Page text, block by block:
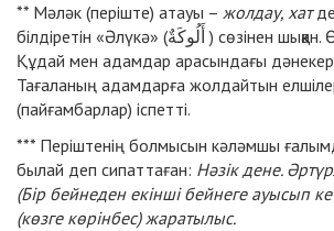
** Мәләк (періште) атауы – жолдау, хат
білдіретін «Әлүкә» (أَلُوكَةٌ ) сөзінен шыққан. Өйткені, періштелер
Құдай мен адамдар арасындағы
Тағаланың адамдарға жолдайтын
(пайғамбарлар) іспетті.
*** Періштенің болмысын кәләмшы
былай деп сипаттаған: Нәзік дене.
(Бір бейнеден екінші бейнеге ауысып
(көзге көрінбес) жаратылыс.